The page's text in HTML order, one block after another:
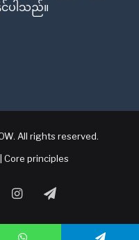
ပါသည်။
All rights reserved.
| Core principles
InstagramTelegram